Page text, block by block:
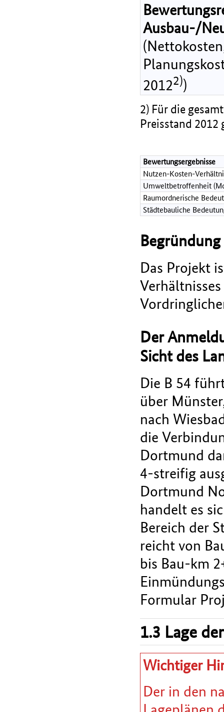
Ausbau-/
20122))
2) Für die
Preisstand 2012
Bewertungsergebnisse
Nutzen-Kosten-
Umweltbetroffenheit
Raumordnerische
Städtebauliche
Das Projekt
Der
Sicht des
Die B 54
über
nach
die
Dortmund
4-streifig
Dortmund
handelt es
Bereich der
reicht von
bis Bau-km
Formular
1.3 Lage
Wichtiger
Der in den